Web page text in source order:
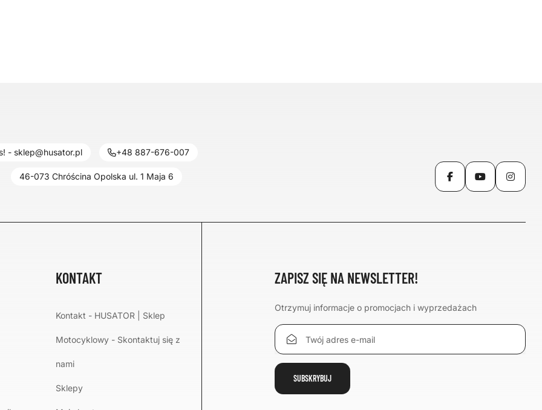
- sklep@husator.pl +48 887-676-007
46-073 Chróścina Opolska ul. 1 Maja 6
FacebookYouTube
KONTAKT
Kontakt - HUSATOR | Sklep
Motocyklowy - Skontaktuj się z
nami
Sklepy
ZAPISZ SIĘ NA NEWSLETTER!
Otrzymuj informacje o promocjach i wyprzedażach